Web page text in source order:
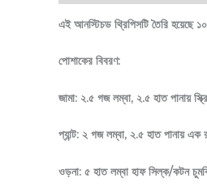
এই আনস্টিচড থ্রিপিসটি তৈরি হয়েছে
পোশাকের বিবরণ:
জামা: ২.৫ গজ লম্বা, ২.৫ হাত পানায়
প্যান্ট: ২ গজ লম্বা, ২.৫ হাত পানায়
ওড়না: ৫ হাত লম্বা হাফ সিল্ক/কটন